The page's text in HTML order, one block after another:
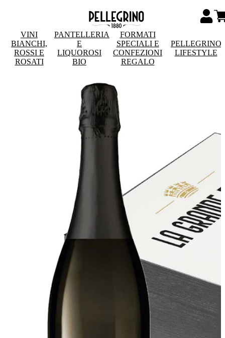
VINI
BIANCHI,
ROSSI E
ROSATI
PANTELLERIA
E
LIQUOROSI
BIO
FORMATI
SPECIALI E
CONFEZIONI
REGALO
PELLEGRINO
LIFESTYLE